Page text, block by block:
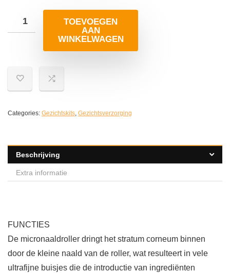
TOEVOEGEN
AAN
WINKELWAGEN
Categories: Gezichtskits, Gezichtsverzorging
Beschrijving
Extra informatie
FUNCTIES
De micronaaldroller dringt het stratum corneum binnen
door de kleine naald van de roller, wat resulteert in vele
ultrafijne buisjes die de introductie van ingrediënten